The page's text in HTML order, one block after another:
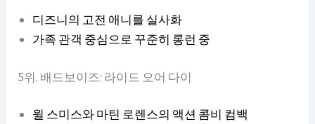
디즈니의 고전 애니를 실사화
가족 관객 중심으로 꾸준히 롱런 중
5위. 배드보이즈: 라이드 오어 다이
윌 스미스와 마틴 로렌스의 액션 콤비 컴백